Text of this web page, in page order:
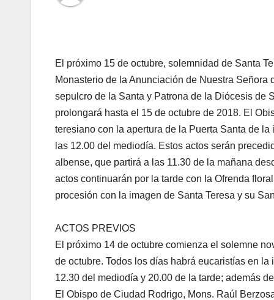
El próximo 15 de octubre, solemnidad de Santa
Monasterio de la Anunciación de Nuestra Señora
sepulcro de la Santa y Patrona de la Diócesis de
prolongará hasta el 15 de octubre de 2018. El
teresiano con la apertura de la Puerta Santa de
las 12.00 del mediodía. Estos actos serán
albense, que partirá a las 11.30 de la mañana
actos continuarán por la tarde con la Ofrenda
procesión con la imagen de Santa Teresa y su
ACTOS PREVIOS
El próximo 14 de octubre comienza el solemne
de octubre. Todos los días habrá eucaristías en
12.30 del mediodía y 20.00 de la tarde; además
El Obispo de Ciudad Rodrigo, Mons. Raúl